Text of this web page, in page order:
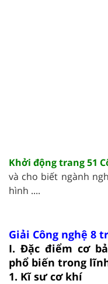
Khởi động trang 51
và cho biết ngành
hình ....
Giải Công nghệ 8
I. Đặc điểm cơ
phổ biến trong
1. Kĩ sư cơ khí